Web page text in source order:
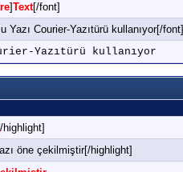
]Text[/font]
Yazı Courier-Yazıtürü kullanıyor[/font]
Yazıtürü kullanıyor
highlight]
öne çekilmiştir[/highlight]